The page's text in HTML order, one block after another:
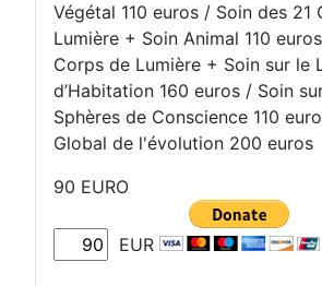
Végétal 110 euros / Soin des 21
Lumière + Soin Animal 110
Corps de Lumière + Soin sur le
d’Habitation 160 euros / Soin
Sphères de Conscience 110
Global de l'évolution 200 euros
90 EURO
EUR